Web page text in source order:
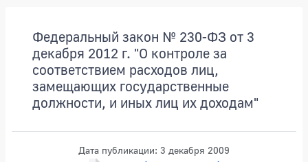
Федеральный закон № 230-ФЗ от 3
декабря 2012 г. "О контроле за
соответствием расходов лиц,
замещающих государственные
должности, и иных лиц их доходам"
Дата публикации: 3 декабря 2009